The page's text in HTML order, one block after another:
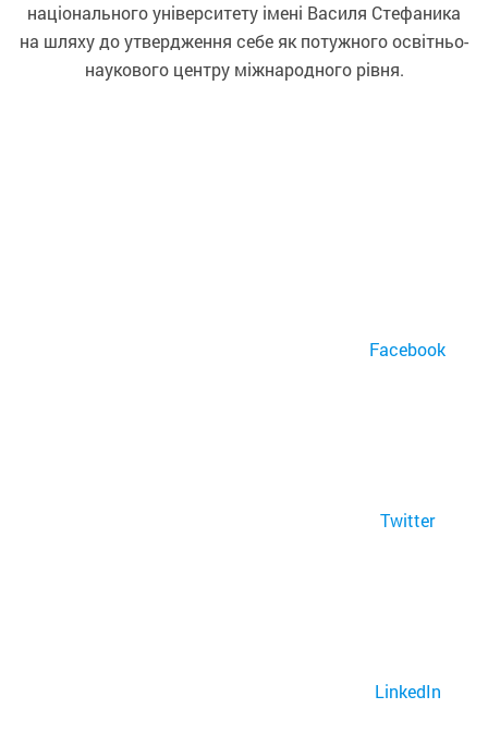
національного університету імені Василя Стефаника
на шляху до утвердження себе як потужного освітньо-
наукового центру міжнародного рівня.
Facebook
Twitter
LinkedIn